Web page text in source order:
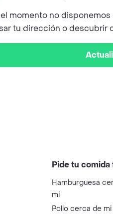
momento no
tu dirección o descubrir
Pide tu
Hamburguesa
mi
Pollo cerca de mi